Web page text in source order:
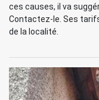
ces causes, il va
Contactez-le. Ses
de la localité.